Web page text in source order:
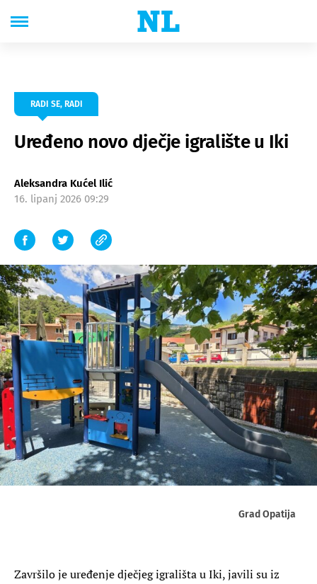
RADI SE, RADI
Uređeno novo dječje igralište u Iki
Aleksandra Kućel Ilić
16. lipanj 2026 09:29
Grad Opatija
Završilo je uređenje dječjeg igrališta u Iki, javili su iz